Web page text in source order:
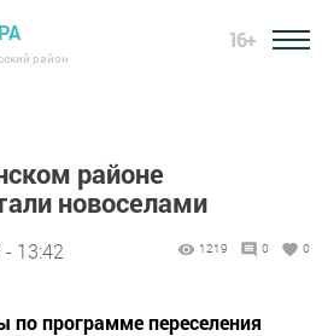
район
16+
районе
новоселами
- 13:42 1219 0 0
программе переселения